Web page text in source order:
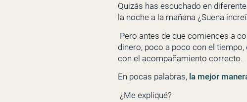
Quizás has escuchado en
la noche a la mañana ¿Suena
Pero antes de que comiences a
dinero, poco a poco con el
con el acompañamiento correcto.
En pocas palabras, la mejor
¿Me expliqué?